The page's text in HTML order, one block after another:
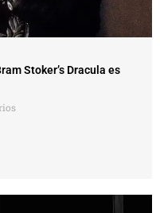
Stoker’s Dracula es